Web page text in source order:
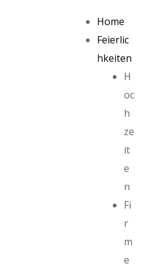
Home
Feierlic
hkeiten
H
oc
h
ze
it
e
n
Fi
r
m
e